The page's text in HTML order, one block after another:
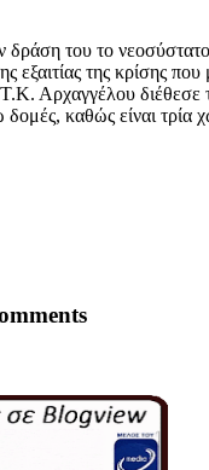
δράση του το
εξαιτίας της κρίσης που
Τ.Κ. Αρχαγγέλου
δομές, καθώς είναι